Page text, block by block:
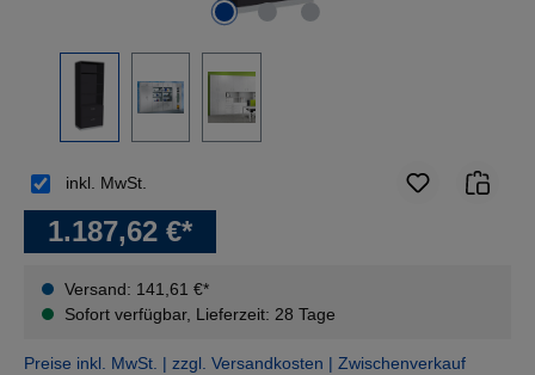
1.187,62 €*
Versand: 141,61 €*
Sofort verfügbar, Lieferzeit: 28 Tage
inkl. MwSt.
Preise inkl. MwSt. | zzgl. Versandkosten | Zwischenverkauf